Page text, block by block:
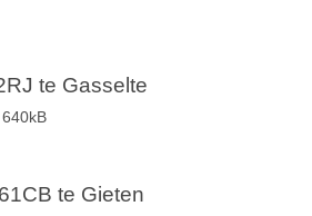
te Gasselte
te Gieten